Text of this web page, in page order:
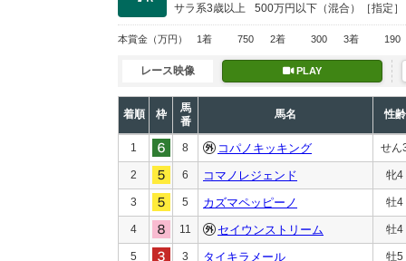
サラ系3歳以上 500万円以下 （混合）［指定］
本賞金 （万円） 1着 750 2着 300 3着 190
レース映像 PLAY
着順 枠
馬
番
馬名 性齢
1 8 コパノキッキング せん
2 6 コマノレジェンド 牝4
3 5 カズマペッピーノ 牡4
4 11 セイウンストリーム 牡4
5 3 タイキラメール 牡5